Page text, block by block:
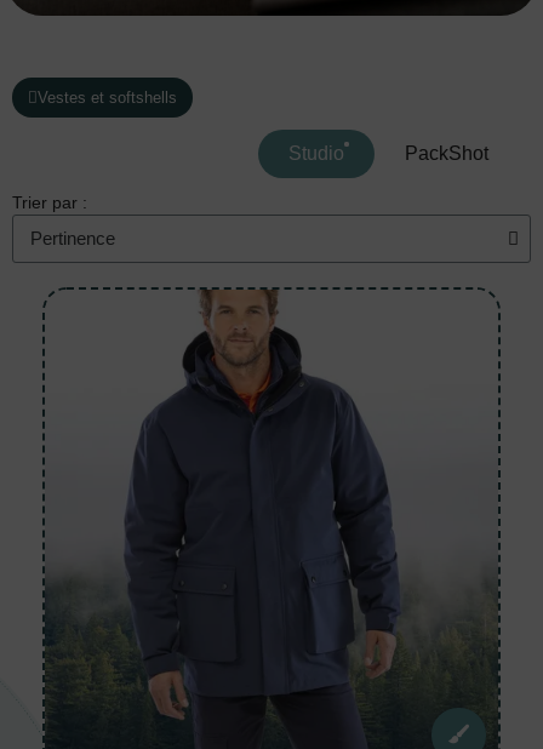
Vestes et softshells
Studio PackShot
Trier par :